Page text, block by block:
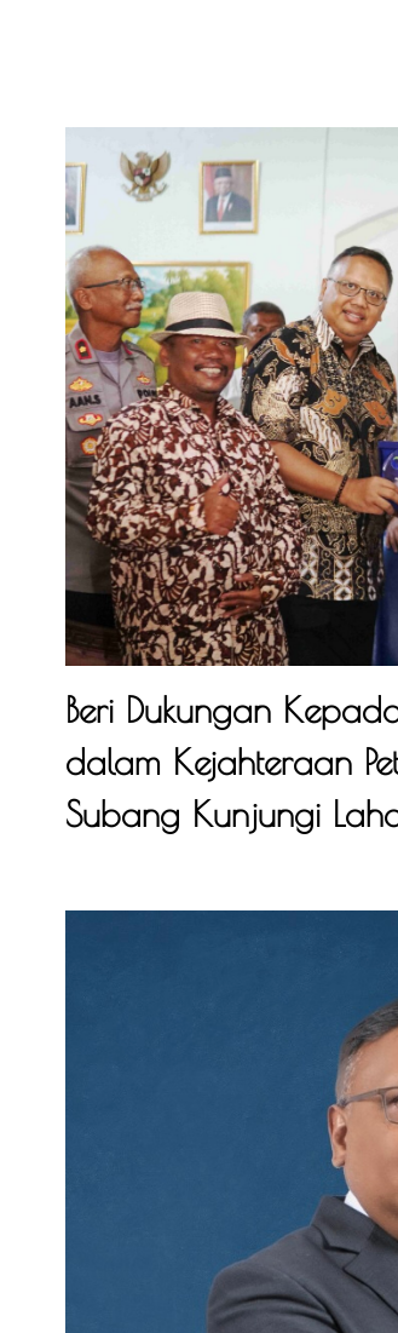
Beri Dukungan
dalam Kejahteraan
Subang Kunjungi